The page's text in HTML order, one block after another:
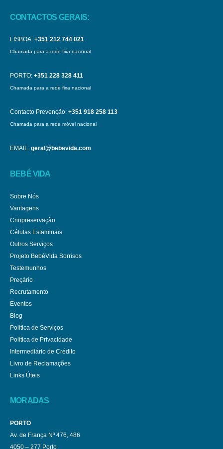
CONTACTOS GERAIS:
LISBOA: +351 212 744 021
Chamada para a rede fixa nacional
PORTO: +351 228 328 411
Chamada para a rede fixa nacional
Contacto Prevenção: +351 918 258 113
Chamada para a rede móvel nacional
EMAIL: geral@bebevida.com
BEBÉ VIDA
Sobre Nós
Vantagens
Criopreservação
Células Estaminais
Outros Serviços
Projeto BebéVida Sorrisos
Testemunhos
Preçário
Recrutamento
Eventos
Blog
Política de Serviços
Política de Privacidade
Intermediário de Crédito
Livro de Reclamações
Links Úteis
MORADAS
PORTO
Av. de França Nº 476, 486
4050 – 277 Porto